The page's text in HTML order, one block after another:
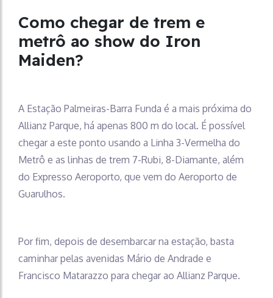
Como chegar de trem e
metrô ao show do Iron
Maiden?
A Estação Palmeiras-Barra Funda é a mais próxima do
Allianz Parque, há apenas 800 m do local. É possível
chegar a este ponto usando a Linha 3-Vermelha do
Metrô e as linhas de trem 7-Rubi, 8-Diamante, além
do Expresso Aeroporto, que vem do Aeroporto de
Guarulhos.
Por fim, depois de desembarcar na estação, basta
caminhar pelas avenidas Mário de Andrade e
Francisco Matarazzo para chegar ao Allianz Parque.